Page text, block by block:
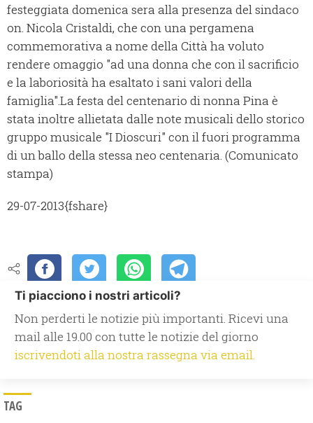
festeggiata domenica sera alla presenza del sindaco
on. Nicola Cristaldi, che con una pergamena
commemorativa a nome della Città ha voluto
rendere omaggio "ad una donna che con il sacrificio
e la laboriosità ha esaltato i sani valori della
famiglia".La festa del centenario di nonna Pina è
stata inoltre allietata dalle note musicali dello storico
gruppo musicale "I Dioscuri" con il fuori programma
di un ballo della stessa neo centenaria. (Comunicato
stampa)
29-07-2013{fshare}
Ti piacciono i nostri articoli?
Non perderti le notizie più importanti. Ricevi una
mail alle 19.00 con tutte le notizie del giorno
iscrivendoti alla nostra rassegna via email.
TAG